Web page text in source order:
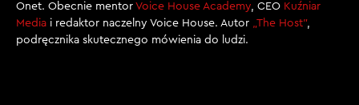
Onet. Obecnie mentor Voice House Academy, CEO Kuźniar
Media i redaktor naczelny Voice House. Autor „The Host”,
podręcznika skutecznego mówienia do ludzi.